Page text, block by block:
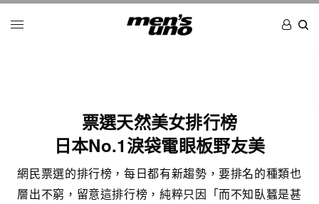
票選天然美女排行榜
日本No.1淚袋電眼板野友美
網民票選的排行榜，每日都有新趨勢，要排名的種類也
層出不窮，留意這排行榜，純粹只因「而不知臥蠶是甚